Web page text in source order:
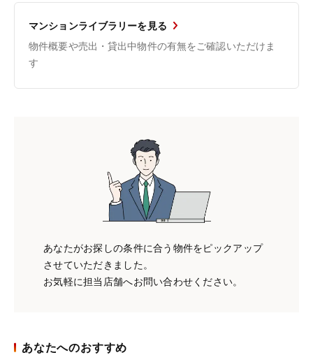
マンションライブラリーを見る
物件概要や売出・貸出中物件の有無をご確認いただけま
す
あなたがお探しの条件に合う物件をピックアップ
させていただきました。
お気軽に担当店舗へお問い合わせください。
あなたへのおすすめ